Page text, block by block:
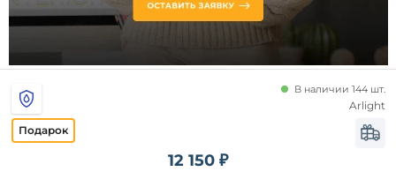
RGB
и
потолочный
12 150 ₽
В наличии 144 шт.
Arlight